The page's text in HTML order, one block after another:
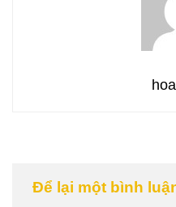
Để lại một bình